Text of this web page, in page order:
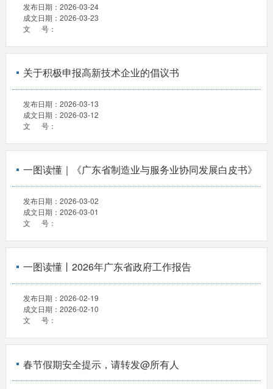
发布日期： 2026-03-24
成文日期： 2026-03-23
文 号：
关于积极申报高新技术企业的倡议书
发布日期： 2026-03-13
成文日期： 2026-03-12
文 号：
一图读懂｜《广东省制造业与服务业协同发展白皮书》
发布日期： 2026-03-02
成文日期： 2026-03-01
文 号：
一图读懂丨2026年广东省政府工作报告
发布日期： 2026-02-19
成文日期： 2026-02-10
文 号：
春节假期安全提示，请转发@所有人